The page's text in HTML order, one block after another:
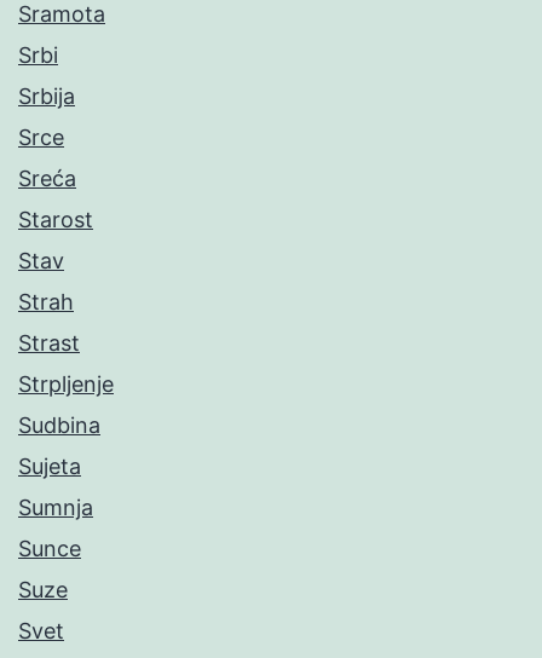
Sramota
Srbi
Srbija
Srce
Sreća
Starost
Stav
Strah
Strast
Strpljenje
Sudbina
Sujeta
Sumnja
Sunce
Suze
Svet